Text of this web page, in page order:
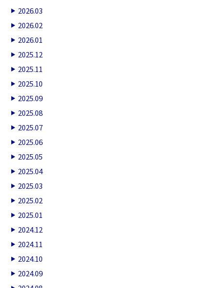
2026.03
2026.02
2026.01
2025.12
2025.11
2025.10
2025.09
2025.08
2025.07
2025.06
2025.05
2025.04
2025.03
2025.02
2025.01
2024.12
2024.11
2024.10
2024.09